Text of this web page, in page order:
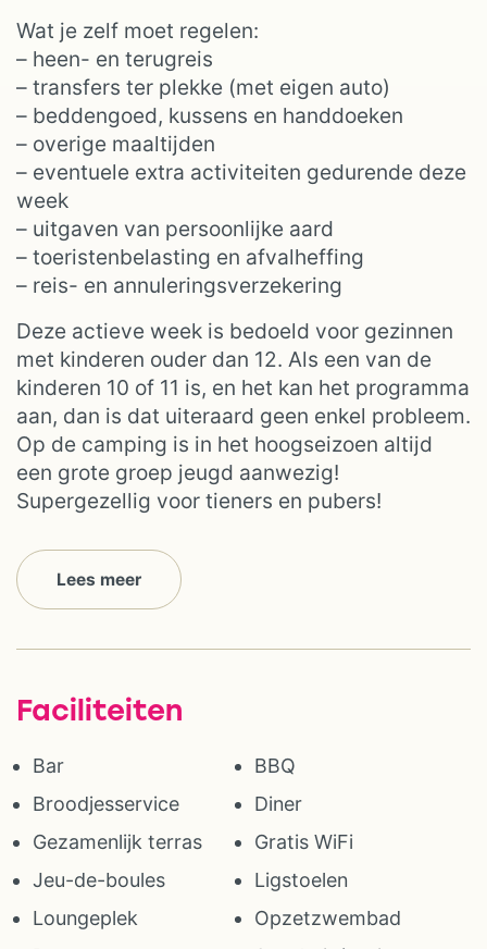
Wat je zelf moet regelen:
– heen- en terugreis
– transfers ter plekke (met eigen auto)
– beddengoed, kussens en handdoeken
– overige maaltijden
– eventuele extra activiteiten gedurende deze
week
– uitgaven van persoonlijke aard
– toeristenbelasting en afvalheffing
– reis- en annuleringsverzekering
Deze actieve week is bedoeld voor gezinnen
met kinderen ouder dan 12. Als een van de
kinderen 10 of 11 is, en het kan het programma
aan, dan is dat uiteraard geen enkel probleem.
Op de camping is in het hoogseizoen altijd
een grote groep jeugd aanwezig!
Supergezellig voor tieners en pubers!
Lees meer
Faciliteiten
Bar
BBQ
Broodjesservice
Diner
Gezamenlijk terras
Gratis WiFi
Jeu-de-boules
Ligstoelen
Loungeplek
Opzetzwembad